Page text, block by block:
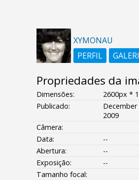
XYMONAU
PERFIL
Propriedades da
Dimensões:
2600px *
Publicado:
December
2009
Câmera:
Data:
--
Abertura:
--
Exposição:
--
Tamanho focal: